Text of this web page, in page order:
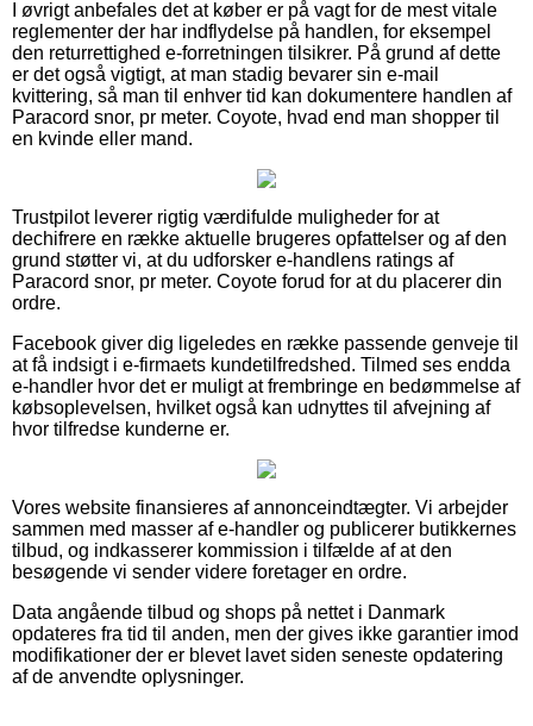
I øvrigt anbefales det at køber er på vagt for de mest vitale
reglementer der har indflydelse på handlen, for eksempel
den returrettighed e-forretningen tilsikrer. På grund af dette
er det også vigtigt, at man stadig bevarer sin e-mail
kvittering, så man til enhver tid kan dokumentere handlen af
Paracord snor, pr meter. Coyote, hvad end man shopper til
en kvinde eller mand.
Trustpilot leverer rigtig værdifulde muligheder for at
dechifrere en række aktuelle brugeres opfattelser og af den
grund støtter vi, at du udforsker e-handlens ratings af
Paracord snor, pr meter. Coyote forud for at du placerer din
ordre.
Facebook giver dig ligeledes en række passende genveje til
at få indsigt i e-firmaets kundetilfredshed. Tilmed ses endda
e-handler hvor det er muligt at frembringe en bedømmelse af
købsoplevelsen, hvilket også kan udnyttes til afvejning af
hvor tilfredse kunderne er.
Vores website finansieres af annonceindtægter. Vi arbejder
sammen med masser af e-handler og publicerer butikkernes
tilbud, og indkasserer kommission i tilfælde af at den
besøgende vi sender videre foretager en ordre.
Data angående tilbud og shops på nettet i Danmark
opdateres fra tid til anden, men der gives ikke garantier imod
modifikationer der er blevet lavet siden seneste opdatering
af de anvendte oplysninger.